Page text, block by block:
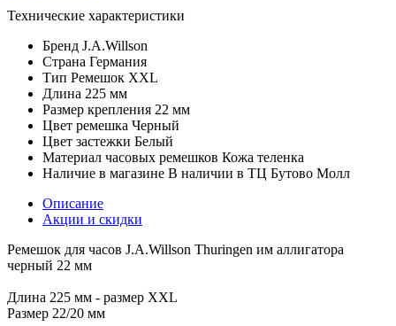
Технические характеристики
Бренд J.A.Willson
Страна Германия
Тип Ремешок XXL
Длина 225 мм
Размер крепления 22 мм
Цвет ремешка Черный
Цвет застежки Белый
Материал часовых ремешков Кожа теленка
Наличие в магазине В наличии в ТЦ Бутово Молл
Описание
Акции и скидки
Ремешок для часов J.A.Willson Thuringen им аллигатора
черный 22 мм
Длина 225 мм - размер XXL
Размер 22/20 мм